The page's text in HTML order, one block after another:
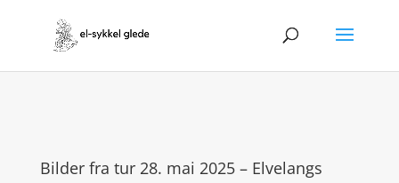
Bilder fra tur 28. mai 2025 – Elvelangs